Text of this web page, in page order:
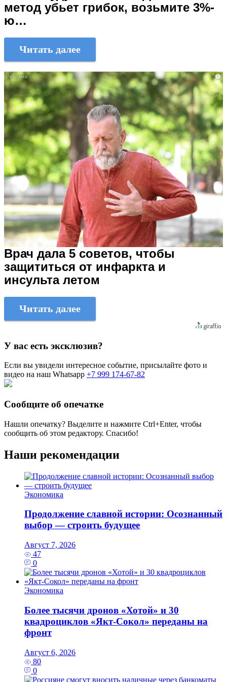
метод убьет грибок, возьмите 3%-
ю…
Читать далее
i
Врач дала 5 советов, чтобы
защититься от инфаркта и
инсульта летом
Читать далее
У вас есть эксклюзив?
Если вы увидели интересное событие, присылайте фото и
видео на наш Whatsapp +7 999 174-67-82
Сообщите об опечатке
Нашли опечатку? Выделите и нажмите Ctrl+Enter, чтобы
сообщить об этом редактору. Спасибо!
Наши рекомендации
Экономика
Продолжение славной истории: Осознанный
выбор — строить будущее
Август 7, 2026
47
0
Экономика
Более тысячи дронов «Хотой» и 30
квадроциклов «Якт-Сокол» переданы на
фронт
Август 6, 2026
80
0